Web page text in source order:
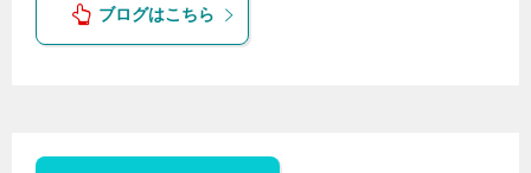
ブログはこちら